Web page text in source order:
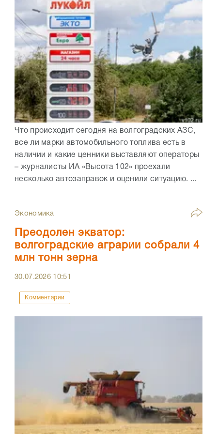
Что происходит сегодня на волгоградских АЗС,
все ли марки автомобильного топлива есть в
наличии и какие ценники выставляют операторы
– журналисты ИА «Высота 102» проехали
несколько автозаправок и оценили ситуацию. ...
Экономика
Преодолен экватор:
волгоградские аграрии собрали 4
млн тонн зерна
30.07.2026 10:51
Комментарии